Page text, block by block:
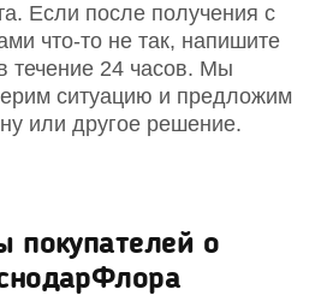
Если после получения с
что-то не так, напишите
течение 24 часов. Мы
ситуацию и предложим
или другое решение.
покупателей о